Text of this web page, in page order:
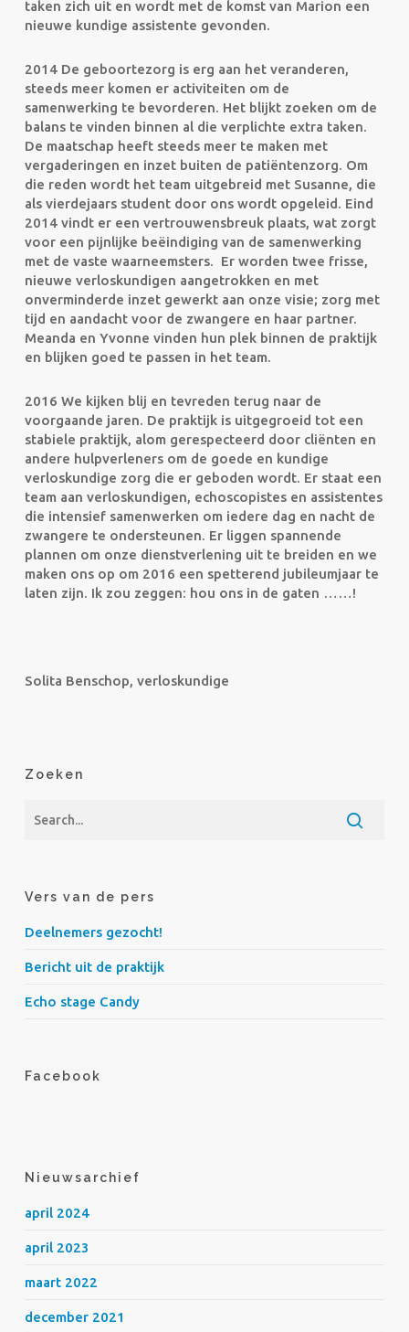
taken zich uit en wordt met de komst van Marion een
nieuwe kundige assistente gevonden.
2014 De geboortezorg is erg aan het veranderen,
steeds meer komen er activiteiten om de
samenwerking te bevorderen. Het blijkt zoeken om de
balans te vinden binnen al die verplichte extra taken.
De maatschap heeft steeds meer te maken met
vergaderingen en inzet buiten de patiëntenzorg. Om
die reden wordt het team uitgebreid met Susanne, die
als vierdejaars student door ons wordt opgeleid. Eind
2014 vindt er een vertrouwensbreuk plaats, wat zorgt
voor een pijnlijke beëindiging van de samenwerking
met de vaste waarneemsters. Er worden twee frisse,
nieuwe verloskundigen aangetrokken en met
onverminderde inzet gewerkt aan onze visie; zorg met
tijd en aandacht voor de zwangere en haar partner.
Meanda en Yvonne vinden hun plek binnen de praktijk
en blijken goed te passen in het team.
2016 We kijken blij en tevreden terug naar de
voorgaande jaren. De praktijk is uitgegroeid tot een
stabiele praktijk, alom gerespecteerd door cliënten en
andere hulpverleners om de goede en kundige
verloskundige zorg die er geboden wordt. Er staat een
team aan verloskundigen, echoscopistes en assistentes
die intensief samenwerken om iedere dag en nacht de
zwangere te ondersteunen. Er liggen spannende
plannen om onze dienstverlening uit te breiden en we
maken ons op om 2016 een spetterend jubileumjaar te
laten zijn. Ik zou zeggen: hou ons in de gaten ……!
Solita Benschop, verloskundige
Zoeken
Vers van de pers
Deelnemers gezocht!
Bericht uit de praktijk
Echo stage Candy
Facebook
Nieuwsarchief
april 2024
april 2023
maart 2022
december 2021